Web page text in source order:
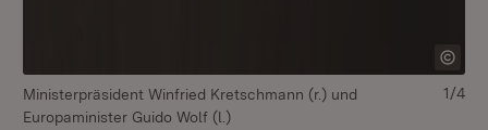
Ministerpräsident Winfried Kretschmann (r.) und
Europaminister Guido Wolf (l.)
1/4